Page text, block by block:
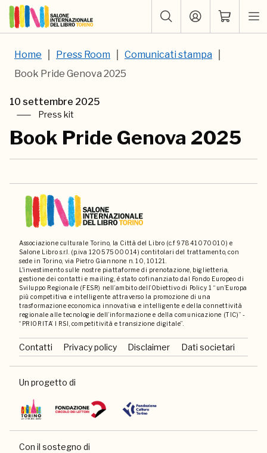
Home Press Room
Comunicati stampa
Book Pride Genova 2025
10 settembre 2025
Press kit
Book Pride Genova 2025
Associazione culturale Torino, la Città del Libro (c.f 97841070010) e
Salone Libro s.r.l. (p.iva 12057500014) contitolari del trattamento, con
sede in Torino, via Pietro Giannone n. 10, 10121.
L'investimento sulle nostre piattaforme di prenotazione, biglietteria,
gestione dei contatti e mailing, è stato cofinanziato dal Fondo Europeo di
Sviluppo Regionale (FESR) nell’ambito dell’Obiettivo di Policy 1 “un’Europa
più competitiva e intelligente attraverso la promozione di una
trasformazione economica innovativa e intelligente e della connettività
regionale alle tecnologie dell’informazione e della comunicazione (TIC)” -
“PRIORITA’ I RSI, competitività e transizione digitale”.
Contatti Privacy policy Disclaimer Dati societari
Un progetto di
Con il sostegno di